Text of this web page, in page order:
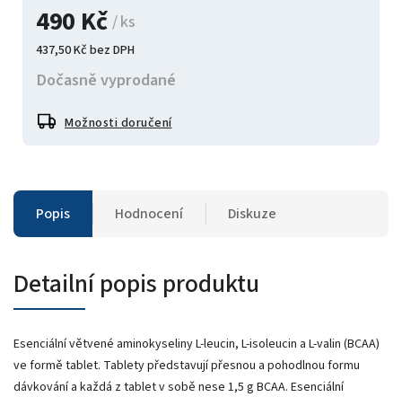
490 Kč / ks
437,50 Kč bez DPH
Dočasně vyprodané
Možnosti doručení
Popis Hodnocení Diskuze
Detailní popis produktu
Esenciální větvené aminokyseliny L-leucin, L-isoleucin a L-valin (BCAA)
ve formě tablet. Tablety představují přesnou a pohodlnou formu
dávkování a každá z tablet v sobě nese 1,5 g BCAA. Esenciální